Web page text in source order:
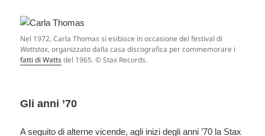
Nel 1972, Carla Thomas si esibisce in occasione del festival di
Wattstax, organizzato dalla casa discografica per commemorare i
fatti di Wattsdel 1965. © Stax Records.
Gli anni ’70
A seguito di alterne vicende, agli inizi degli anni ’70 la Stax